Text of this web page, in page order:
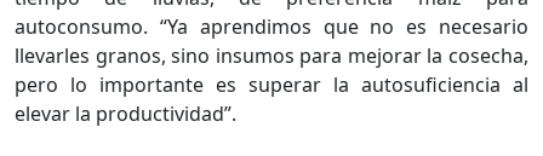
autoconsumo. “Ya aprendimos que no es necesario
llevarles granos, sino insumos para mejorar la cosecha,
pero lo importante es superar la autosuficiencia al
elevar la productividad”.